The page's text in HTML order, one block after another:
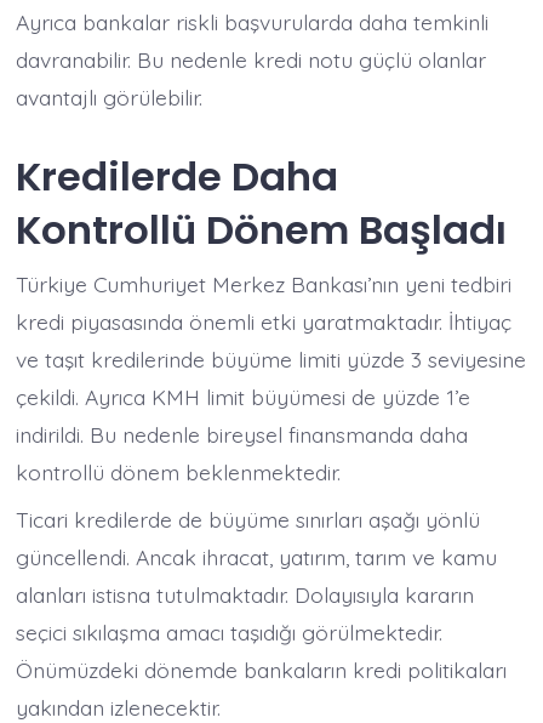
Ayrıca bankalar riskli başvurularda daha temkinli
davranabilir. Bu nedenle kredi notu güçlü olanlar
avantajlı görülebilir.
Kredilerde Daha
Kontrollü Dönem Başladı
Türkiye Cumhuriyet Merkez Bankası’nın yeni tedbiri
kredi piyasasında önemli etki yaratmaktadır. İhtiyaç
ve taşıt kredilerinde büyüme limiti yüzde 3 seviyesine
çekildi. Ayrıca KMH limit büyümesi de yüzde 1’e
indirildi. Bu nedenle bireysel finansmanda daha
kontrollü dönem beklenmektedir.
Ticari kredilerde de büyüme sınırları aşağı yönlü
güncellendi. Ancak ihracat, yatırım, tarım ve kamu
alanları istisna tutulmaktadır. Dolayısıyla kararın
seçici sıkılaşma amacı taşıdığı görülmektedir.
Önümüzdeki dönemde bankaların kredi politikaları
yakından izlenecektir.